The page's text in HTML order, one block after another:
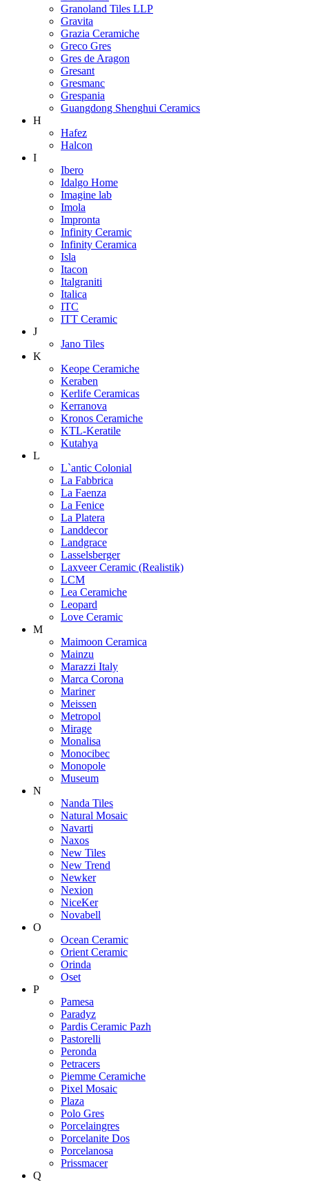
Granoland Tiles LLP
Gravita
Grazia Ceramiche
Greco Gres
Gres de Aragon
Gresant
Gresmanc
Grespania
Guangdong Shenghui Ceramics
H
Hafez
Halcon
I
Ibero
Idalgo Home
Imagine lab
Imola
Impronta
Infinity Ceramic
Infinity Ceramica
Isla
Itacon
Italgraniti
Italica
ITC
ITT Ceramic
J
Jano Tiles
K
Keope Ceramiche
Keraben
Kerlife Ceramicas
Kerranova
Kronos Ceramiche
KTL-Keratile
Kutahya
L
L`antic Colonial
La Fabbrica
La Faenza
La Fenice
La Platera
Landdecor
Landgrace
Lasselsberger
Laxveer Ceramic (Realistik)
LCM
Lea Ceramiche
Leopard
Love Ceramic
M
Maimoon Ceramica
Mainzu
Marazzi Italy
Marca Corona
Mariner
Meissen
Metropol
Mirage
Monalisa
Monocibec
Monopole
Museum
N
Nanda Tiles
Natural Mosaic
Navarti
Naxos
New Tiles
New Trend
Newker
Nexion
NiceKer
Novabell
O
Ocean Ceramic
Orient Ceramic
Orinda
Oset
P
Pamesa
Paradyz
Pardis Ceramic Pazh
Pastorelli
Peronda
Petracers
Piemme Ceramiche
Pixel Mosaic
Plaza
Polo Gres
Porcelaingres
Porcelanite Dos
Porcelanosa
Prissmacer
Q